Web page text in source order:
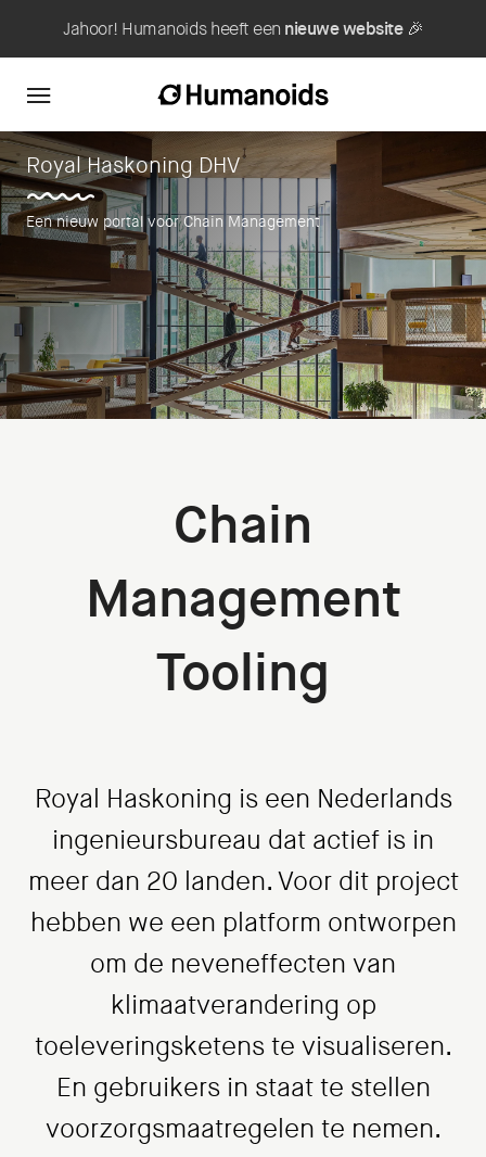
Jahoor! Humanoids heeft een nieuwe website🎉
Royal Haskoning DHV
Een nieuw portal voor Chain Management
Chain
Management
Tooling
Royal Haskoning is een Nederlands
ingenieursbureau dat actief is in
meer dan 20 landen. Voor dit project
hebben we een platform ontworpen
om de neveneffecten van
klimaatverandering op
toeleveringsketens te visualiseren.
En gebruikers in staat te stellen
voorzorgsmaatregelen te nemen.